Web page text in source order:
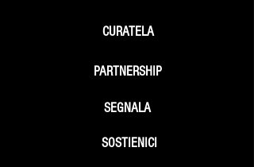
SEGNALA
SOSTIENICI
PARTNERSHIP
CURATELA